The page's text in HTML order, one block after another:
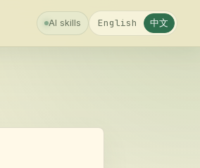
AI skills English 中文